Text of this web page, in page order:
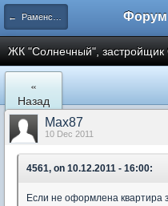
← Раменское
ЖК "Солнечный",
«
Назад
Max87
10 Dec 2011
4561, on 10.12.2011 - 16:00:
Если не оформлена квартира